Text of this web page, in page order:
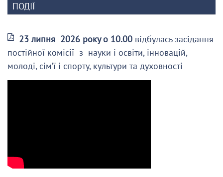
ПОДІЇ
23 липня 2026 року о 10.00 відбулась засідання
постійної комісії з науки і освіти, інновацій,
молоді, сім’ї і спорту, культури та духовності